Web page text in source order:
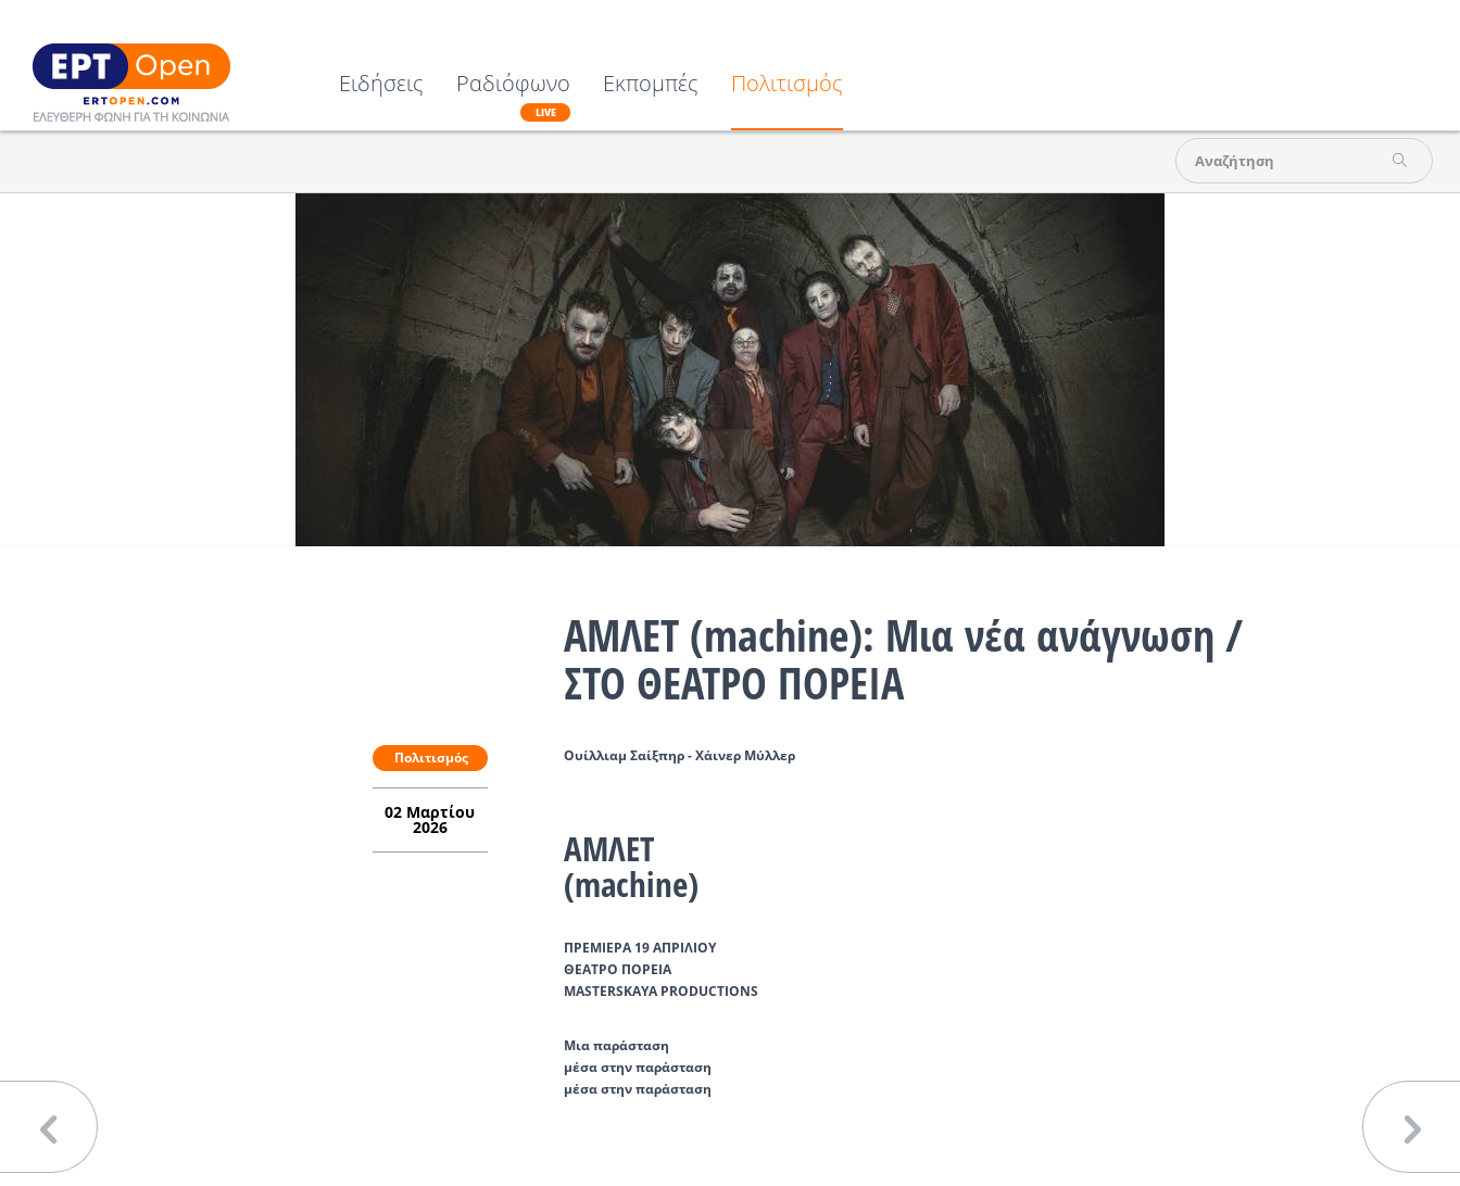
Ειδήσεις Ραδιόφωνο
LIVE
Εκπομπές Πολιτισμός
ΑΜΛΕΤ (machine): Μια νέα ανάγνωση /
ΣΤΟ ΘΕΑΤΡΟ ΠΟΡΕΙΑ
Πολιτισμός
02 Μαρτίου
2026
Ουίλλιαμ Σαίξπηρ - Χάινερ Μύλλερ
ΑΜΛΕΤ
(machine)
ΠΡΕΜΙΕΡΑ 19 ΑΠΡΙΛΙΟΥ
ΘΕΑΤΡΟ ΠΟΡΕΙΑ
MASTERSKAYA PRODUCTIONS
Μια παράσταση
μέσα στην παράσταση
μέσα στην παράσταση